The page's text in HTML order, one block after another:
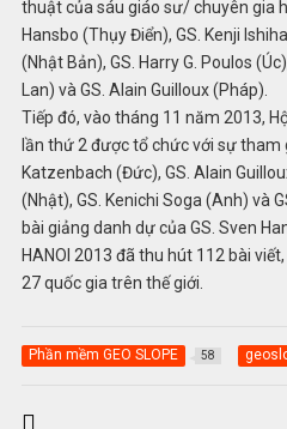
thuật của sáu giáo sư/ chuyên gia
Hansbo (Thụy Điển), GS. Kenji
(Nhật Bản), GS. Harry G. Poulos
Lan) và GS. Alain Guilloux (Pháp).
Tiếp đó, vào tháng 11 năm 2013,
lần thứ 2 được tổ chức với sự tham
Katzenbach (Đức), GS. Alain
(Nhật), GS. Kenichi Soga (Anh) và
bài giảng danh dự của GS. Sven
HANOI 2013 đã thu hút 112 bài
27 quốc gia trên thế giới.
Phần mềm GEO SLOPE 58